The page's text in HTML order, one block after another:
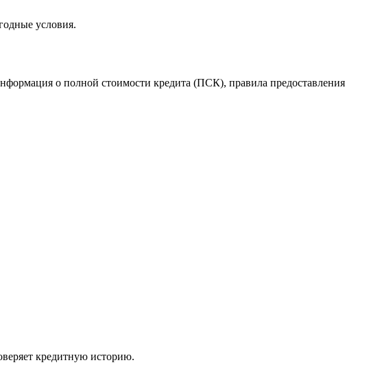
условия.
о полной стоимости кредита (ПСК), правила предоставления
кредитную историю.